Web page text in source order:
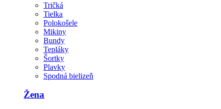
Tričká
Tielka
Polokošele
Mikiny
Bundy
Tepláky
Šortky
Plavky
Spodná bielizeň
Žena